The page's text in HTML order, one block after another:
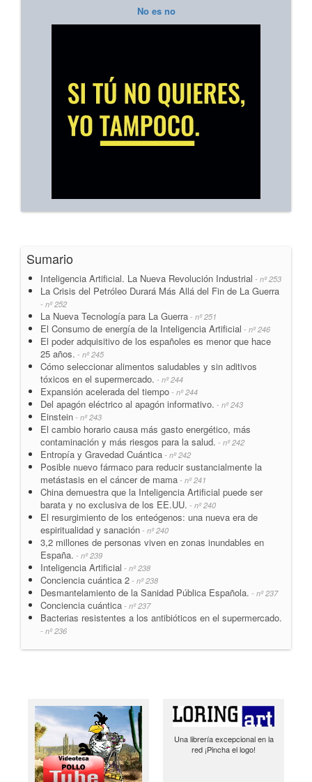
No es no
Sumario
Inteligencia Artificial. La Nueva Revolución Industrial - nº 253
La Crisis del Petróleo Durará Más Allá del Fin de La Guerra
- nº 252
La Nueva Tecnología para La Guerra - nº 251
El Consumo de energía de la Inteligencia Artificial - nº 246
El poder adquisitivo de los españoles es menor que hace
25 años. - nº 245
Cómo seleccionar alimentos saludables y sin aditivos
tóxicos en el supermercado. - nº 244
Expansión acelerada del tiempo - nº 244
Del apagón eléctrico al apagón informativo. - nº 243
Einstein - nº 243
El cambio horario causa más gasto energético, más
contaminación y más riesgos para la salud. - nº 242
Entropía y Gravedad Cuántica - nº 242
Posible nuevo fármaco para reducir sustancialmente la
metástasis en el cáncer de mama - nº 241
China demuestra que la Inteligencia Artificial puede ser
barata y no exclusiva de los EE.UU. - nº 240
El resurgimiento de los enteógenos: una nueva era de
espiritualidad y sanación - nº 240
3,2 millones de personas viven en zonas inundables en
España. - nº 239
Inteligencia Artificial - nº 238
Conciencia cuántica 2 - nº 238
Desmantelamiento de la Sanidad Pública Española. - nº 237
Conciencia cuántica - nº 237
Bacterias resistentes a los antibióticos en el supermercado.
- nº 236
Una librería excepcional en la
red ¡Pincha el logo!